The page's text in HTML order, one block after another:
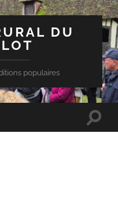
DU
populaires
Toggle